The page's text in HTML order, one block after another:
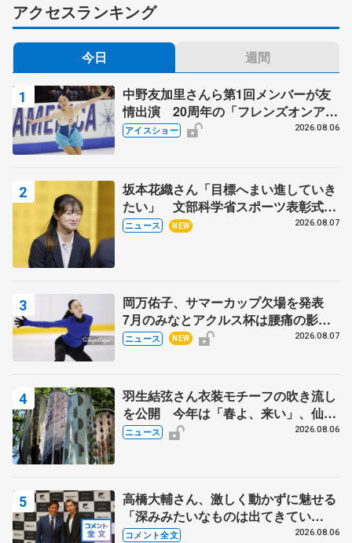
アクセスランキング
今日 週間
中野友加里さんら第1回メンバーが友
情出演 20周年の「フレンズオンアイ
ス」 宮本賢二さん、有川梨絵さん、
アイスショー 2026.08.06
坂本花織さん「目標へまい進していき
たい」 文部科学省スポーツ表彰式で
代表謝辞
ニュース NEW 2026.08.07
岡万佑子、サマーカップ欠場を発表
7月のみなとアクルス杯は腰痛の影響
で
ニュース NEW 2026.08.07
羽生結弦さん衣装モチーフの吹き流し
を公開 今年は「春よ、来い」、仙台
の瑞鳳殿
ニュース 2026.08.06
高橋大輔さん、激しく動かずに魅せる
「深みみたいなものは出てきてい
る？」 〝兄さん〟と慕うレジェンド
コメント全文 2026.08.06